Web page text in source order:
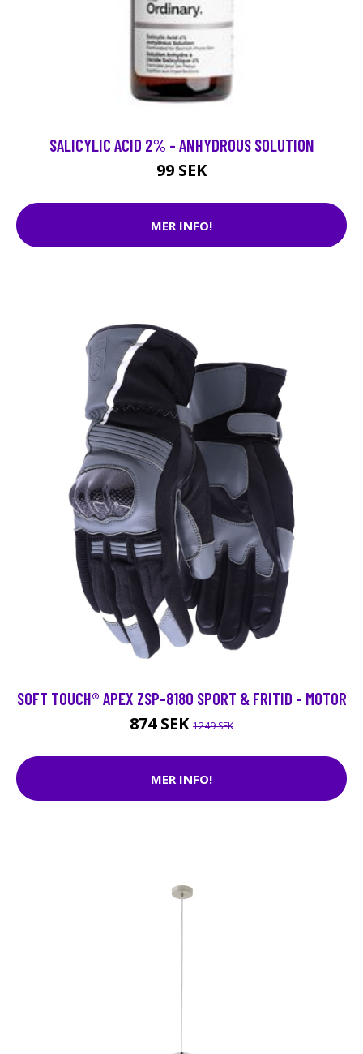
SALICYLIC ACID 2% - ANHYDROUS SOLUTION
99 SEK
MER INFO!
SOFT TOUCH® APEX ZSP-8180 SPORT & FRITID - MOTOR
874 SEK 1249 SEK
MER INFO!